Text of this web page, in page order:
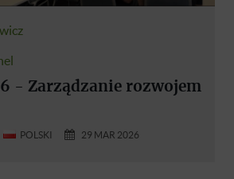
- Zarządzanie rozwojem
POLSKI 29 MAR 2026